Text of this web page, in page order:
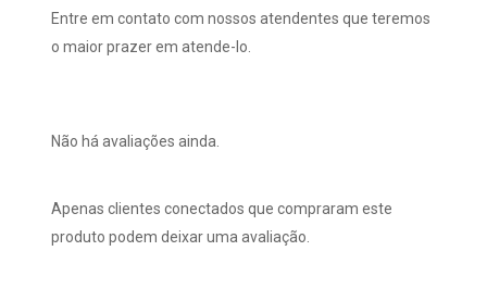
Entre em contato com nossos atendentes que teremos
o maior prazer em atende-lo.
Não há avaliações ainda.
Apenas clientes conectados que compraram este
produto podem deixar uma avaliação.